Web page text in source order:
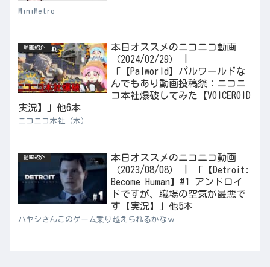
MiniMetro
動画紹介
本日オススメのニコニコ動画
（2024/02/29） |
「【Palworld】パルワールドな
んでもあり動画投稿祭：ニコニ
コ本社爆破してみた【VOICEROID
実況】」他6本
ニコニコ本社（木）
動画紹介
本日オススメのニコニコ動画
（2023/08/08） | 「【Detroit:
Become Human】#1 アンドロイ
ドですが、職場の空気が最悪で
す【実況】」他5本
ハヤシさんこのゲーム乗り越えられるかなｗ